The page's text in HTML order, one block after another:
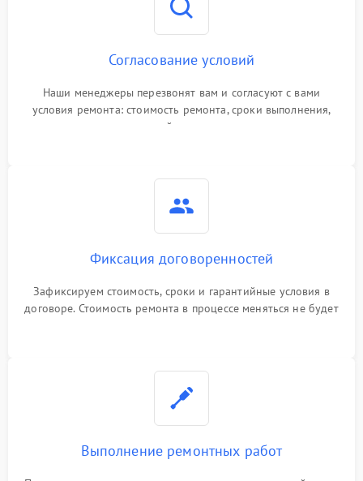
Согласование условий
Наши менеджеры перезвонят вам и согласуют с вами
условия ремонта: стоимость ремонта, сроки выполнения,
гарантийные условия
Фиксация договоренностей
Зафиксируем стоимость, сроки и гарантийные условия в
договоре. Стоимость ремонта в процессе меняться не будет
Выполнение ремонтных работ